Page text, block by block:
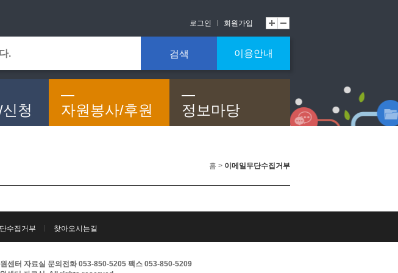
로그인 회원가입
검색 이용안내
청 자원봉사/후원 정보마당
홈 > 이메일무단수집거부
수집거부 찾아오시는길
센터 자료실 문의전화 053-850-5205 팩스 053-850-5209